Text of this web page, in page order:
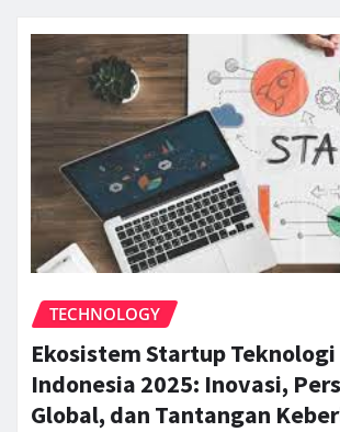
TECHNOLOGY
Ekosistem Startup
Indonesia 2025: Inovasi,
Global, dan Tantangan